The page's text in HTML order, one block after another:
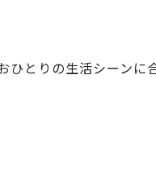
ひとりの生活シーンに